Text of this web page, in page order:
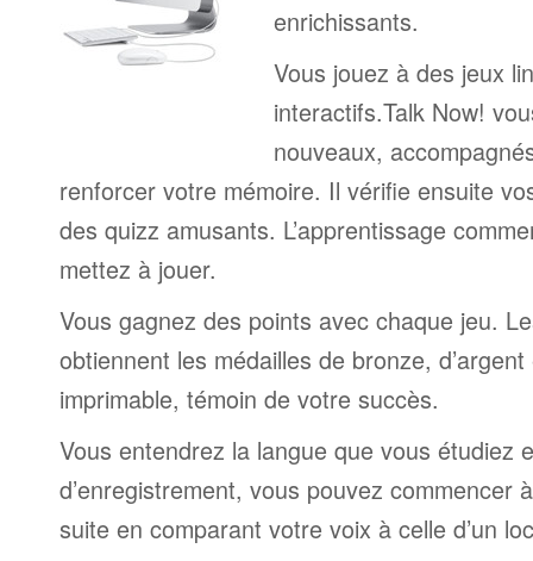
enrichissants.
Vous jouez à des jeux
interactifs.Talk Now!
nouveaux,
renforcer votre mémoire. Il vérifie ensuite
des quizz amusants. L’apprentissage
mettez à jouer.
Vous gagnez des points avec chaque jeu.
obtiennent les médailles de bronze,
imprimable, témoin de votre succès.
Vous entendrez la langue que vous étudiez
d’enregistrement, vous pouvez commencer
suite en comparant votre voix à celle d’un